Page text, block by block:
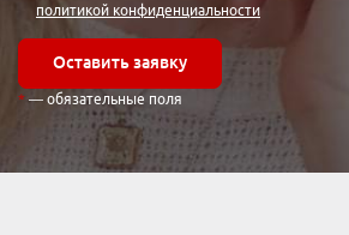
политикой конфиденциальности
Оставить заявку
— обязательные поля